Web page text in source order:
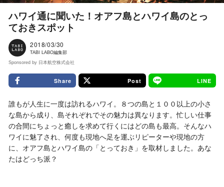
ハワイ通に聞いた！オアフ島とハワイ島のとっ
ておきスポット
2018/03/30
TABI LABO編集部
Sponsored by 日本航空株式会社
Share Post LINE
誰もが人生に一度は訪れるハワイ。８つの島と１００以上の小さ
な島から成り、島それぞれでその魅力は異なります。忙しい仕事
の合間にちょっと癒しを求めて行くにはどの島も最高。そんなハ
ワイに魅了され、何度も現地へ足を運ぶリピーターや現地の方
に、オアフ島とハワイ島の「とっておき」を取材しました。あな
たはどっち派？